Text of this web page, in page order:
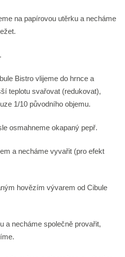
na papírovou utěrku a necháme
Bistro vlijeme do hrnce a
teplotu svařovat (redukovat),
1/10 původního objemu.
osmahneme okapaný pepř.
a necháme vyvařit (pro efekt
hovězím vývarem od Cibule
a necháme společně provařit,